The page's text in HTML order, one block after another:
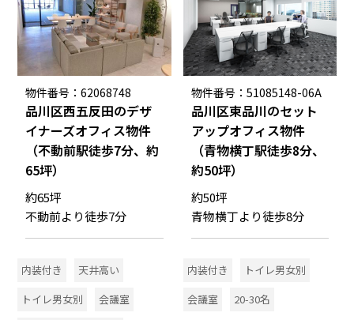
物件番号：62068748
品川区西五反田のデザ
イナーズオフィス物件
（不動前駅徒歩7分、約
65坪）
約65坪
不動前より徒歩7分
内装付き
天井高い
トイレ男女別
会議室
物件番号：51085148-06A
品川区東品川のセット
アップオフィス物件
（青物横丁駅徒歩8分、
約50坪）
約50坪
青物横丁より徒歩8分
内装付き
トイレ男女別
会議室
20-30名